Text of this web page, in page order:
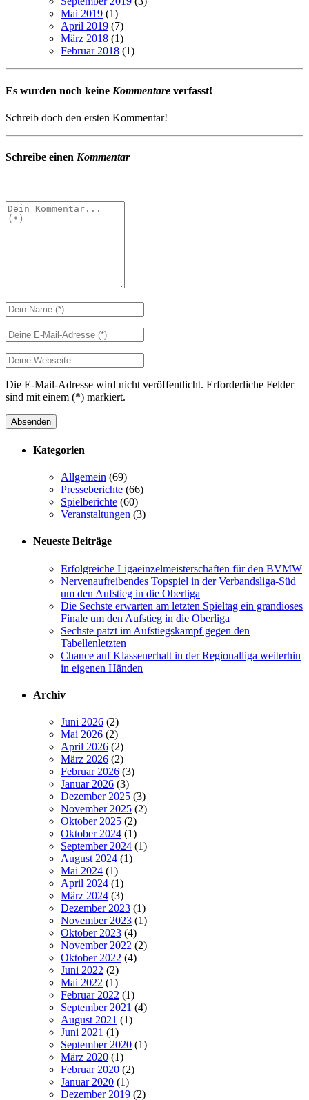
Mai 2019 (1)
April 2019 (7)
März 2018 (1)
Februar 2018 (1)
Es wurden noch keine Kommentare verfasst!
Schreib doch den ersten Kommentar!
Schreibe einen Kommentar
Die E-Mail-Adresse wird nicht veröffentlicht. Erforderliche Felder
sind mit einem (*) markiert.
Absenden
Kategorien
Allgemein (69)
Presseberichte (66)
Spielberichte (60)
Veranstaltungen (3)
Neueste Beiträge
Erfolgreiche Ligaeinzelmeisterschaften für den BVMW
Nervenaufreibendes Topspiel in der Verbandsliga-Süd
um den Aufstieg in die Oberliga
Die Sechste erwarten am letzten Spieltag ein grandioses
Finale um den Aufstieg in die Oberliga
Sechste patzt im Aufstiegskampf gegen den
Tabellenletzten
Chance auf Klassenerhalt in der Regionalliga weiterhin
in eigenen Händen
Archiv
Juni 2026 (2)
Mai 2026 (2)
April 2026 (2)
März 2026 (2)
Februar 2026 (3)
Januar 2026 (3)
Dezember 2025 (3)
November 2025 (2)
Oktober 2025 (2)
Oktober 2024 (1)
September 2024 (1)
August 2024 (1)
Mai 2024 (1)
April 2024 (1)
März 2024 (3)
Dezember 2023 (1)
November 2023 (1)
Oktober 2023 (4)
November 2022 (2)
Oktober 2022 (4)
Juni 2022 (2)
Mai 2022 (1)
Februar 2022 (1)
September 2021 (4)
August 2021 (1)
Juni 2021 (1)
September 2020 (1)
März 2020 (1)
Februar 2020 (2)
Januar 2020 (1)
Dezember 2019 (2)